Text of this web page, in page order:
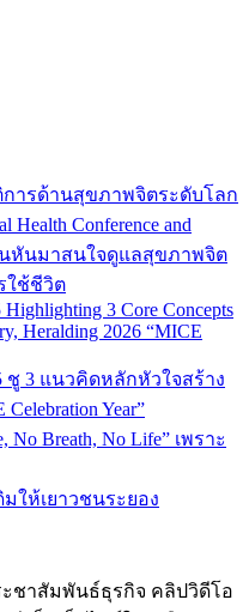
ารด้านสุขภาพจิตระดับโลก
Conference and
นหันมาสนใจดูแลสุขภาพจิต
ใช้ชีวิต
3 Core Concepts
Heralding 2026 “MICE
ชู 3 แนวคิดหลักหัวใจสร้าง
Year”
No Breath, No Life” เพราะ
มให้เยาวชนระยอง
ระชาสัมพันธ์ธุรกิจ คลิปวิดีโอ